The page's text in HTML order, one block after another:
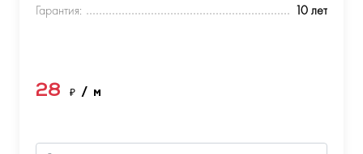
Гарантия:
10 лет
28 ₽ / м